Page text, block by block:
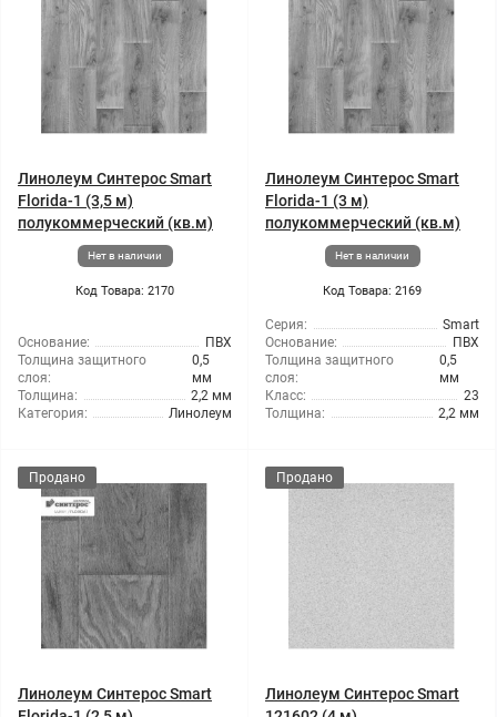
Линолеум Синтерос Smart
Florida-1 (3,5 м)
полукоммерческий (кв.м)
Нет в наличии
Код Товара: 2170
Основание:
ПВХ
Толщина защитного
слоя:
0,5
мм
Толщина:
2,2 мм
Категория:
Линолеум
Линолеум Синтерос Smart
Florida-1 (3 м)
полукоммерческий (кв.м)
Нет в наличии
Код Товара: 2169
Серия:
Smart
Основание:
ПВХ
Толщина защитного
слоя:
0,5
мм
Класс:
23
Толщина:
2,2 мм
Продано
Линолеум Синтерос Smart
Продано
Линолеум Синтерос Smart